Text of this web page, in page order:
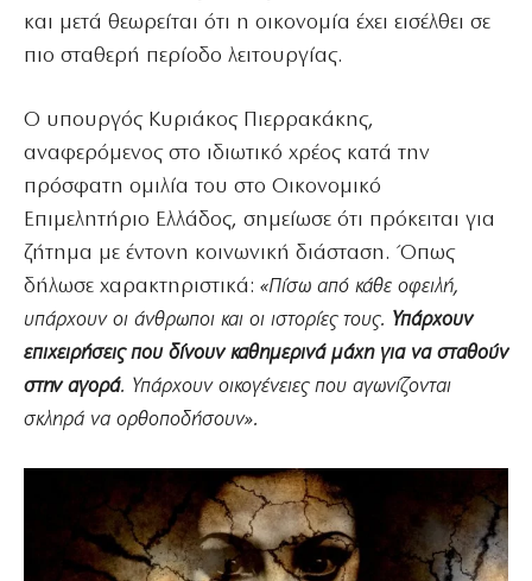
και μετά θεωρείται ότι η οικονομία έχει εισέλθει σε
πιο σταθερή περίοδο λειτουργίας.
Ο υπουργός Κυριάκος Πιερρακάκης,
αναφερόμενος στο ιδιωτικό χρέος κατά την
πρόσφατη ομιλία του στο Οικονομικό
Επιμελητήριο Ελλάδος, σημείωσε ότι πρόκειται για
ζήτημα με έντονη κοινωνική διάσταση. Όπως
δήλωσε χαρακτηριστικά: «Πίσω από κάθε οφειλή,
υπάρχουν οι άνθρωποι και οι ιστορίες τους. Υπάρχουν
επιχειρήσεις που δίνουν καθημερινά μάχη για να σταθούν
στην αγορά. Υπάρχουν οικογένειες που αγωνίζονται
σκληρά να ορθοποδήσουν».